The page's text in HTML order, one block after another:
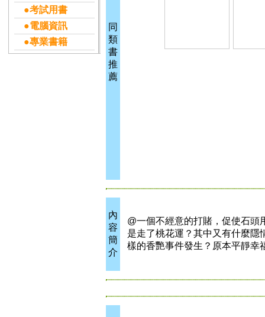
●考試用書
●電腦資訊
●專業書籍
同
類
書
推
薦
內
容
簡
介
@一個不經意的打賭，促使石頭
是走了桃花運？其中又有什麼隱
樣的香艷事件發生？原本平靜